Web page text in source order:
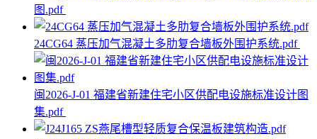
图.pdf
24CG64 蒸压加气混凝土多肋复合墙板外围护系统.pdf
闽2026-J-01 福建省新建住宅小区供配电设施标准设计图
集.pdf